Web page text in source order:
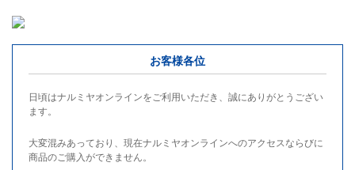
お客様各位
日頃はナルミヤオンラインをご利用いただき、誠にありがとうござい
ます。
大変混みあっており、現在ナルミヤオンラインへのアクセスならびに
商品のご購入ができません。